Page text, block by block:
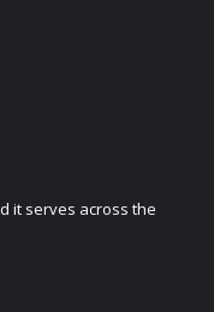
it serves across the